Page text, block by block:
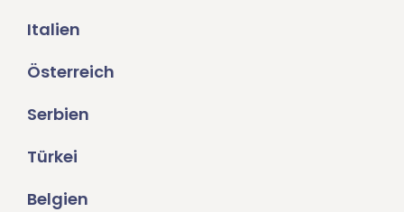
Italien
Österreich
Serbien
Türkei
Belgien